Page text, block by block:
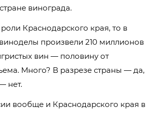
винограда.
Краснодарского края, то в
произвели 210 миллионов
вин — половину от
Много? В разрезе страны — да,
нет.
вообще и Краснодарского края в